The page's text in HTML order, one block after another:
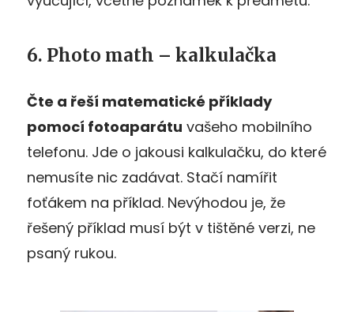
6. Photo math – kalkulačka
Čte a řeší matematické příklady
pomocí fotoaparátu vašeho mobilního
telefonu. Jde o jakousi kalkulačku, do které
nemusíte nic zadávat. Stačí namířit
foťákem na příklad. Nevýhodou je, že
řešený příklad musí být v tištěné verzi, ne
psaný rukou.